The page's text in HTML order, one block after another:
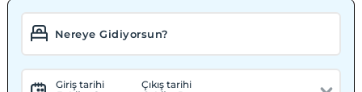
Giriş tarihi Çıkış tarihi